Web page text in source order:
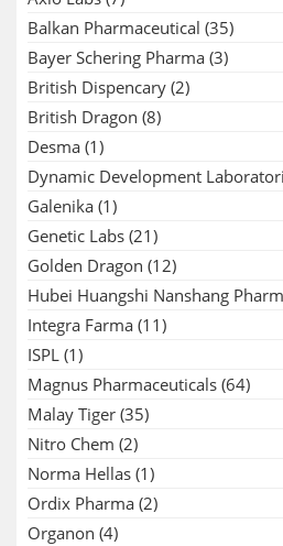
Balkan Pharmaceutical (35)
Bayer Schering Pharma (3)
British Dispencary (2)
British Dragon (8)
Desma (1)
Dynamic Development
Galenika (1)
Genetic Labs (21)
Golden Dragon (12)
Hubei Huangshi Nanshang
Integra Farma (11)
ISPL (1)
Magnus Pharmaceuticals (64)
Malay Tiger (35)
Nitro Chem (2)
Norma Hellas (1)
Ordix Pharma (2)
Organon (4)